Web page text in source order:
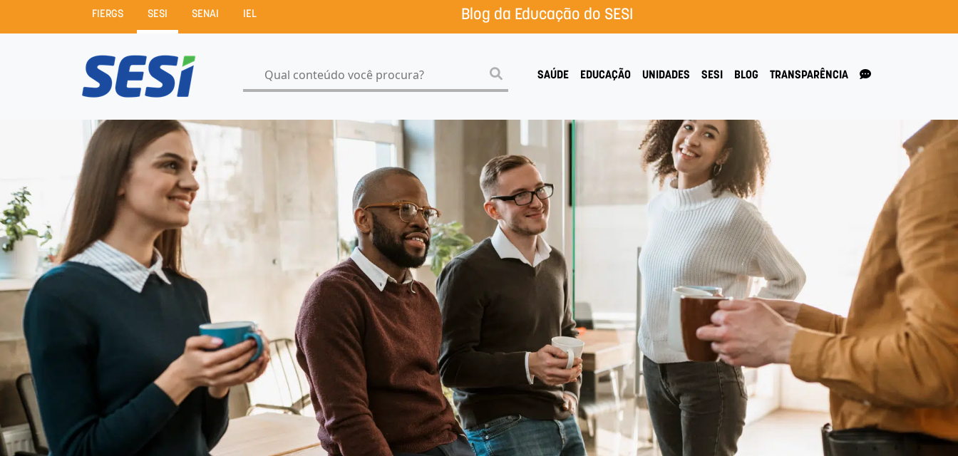
FIERGS SESI SENAI IEL Blog da Educação do SESI
SAÚDE EDUCAÇÃO UNIDADES SESI BLOG TRANSPARÊNCIA